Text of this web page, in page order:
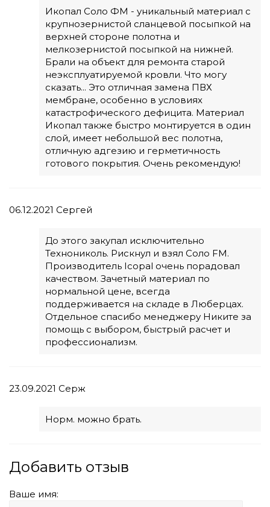
Икопал Соло ФМ - уникальный материал с
крупнозернистой сланцевой посыпкой на
верхней стороне полотна и
мелкозернистой посыпкой на нижней.
Брали на объект для ремонта старой
неэксплуатируемой кровли. Что могу
сказать... Это отличная замена ПВХ
мембране, особенно в условиях
катастрофического дефицита. Материал
Икопал также быстро монтируется в один
слой, имеет небольшой вес полотна,
отличную адгезию и герметичность
готового покрытия. Очень рекомендую!
06.12.2021 Сергей
До этого закупал исключительно
Технониколь. Рискнул и взял Соло FM.
Производитель Icopal очень порадовал
качеством. Зачетный материал по
нормальной цене, всегда
поддерживается на складе в Люберцах.
Отдельное спасибо менеджеру Никите за
помощь с выбором, быстрый расчет и
профессионализм.
23.09.2021 Серж
Норм. можно брать.
Добавить отзыв
Ваше имя: